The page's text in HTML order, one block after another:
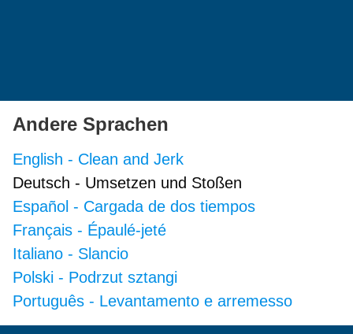
Andere Sprachen
English - Clean and Jerk
Deutsch - Umsetzen und Stoßen
Español - Cargada de dos tiempos
Français - Épaulé-jeté
Italiano - Slancio
Polski - Podrzut sztangi
Português - Levantamento e arremesso